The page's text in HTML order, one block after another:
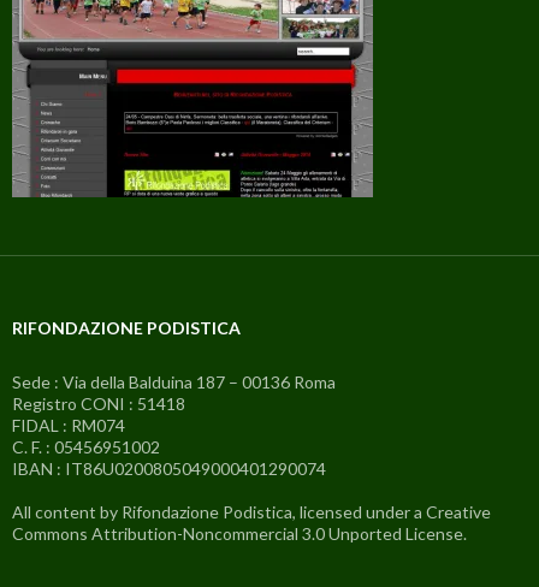
RIFONDAZIONE PODISTICA
Sede : Via della Balduina 187 – 00136 Roma
Registro CONI : 51418
FIDAL : RM074
C. F. : 05456951002
IBAN : IT86U0200805049000401290074
All content by Rifondazione Podistica, licensed under a Creative
Commons Attribution-Noncommercial 3.0 Unported License.